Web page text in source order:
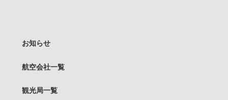
お知らせ
航空会社一覧
観光局一覧